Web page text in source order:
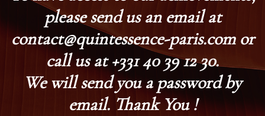
please send us an email at
contact@quintessence-paris.com or
call us at +331 40 39 12 30.
We will send you a password by
email. Thank You !